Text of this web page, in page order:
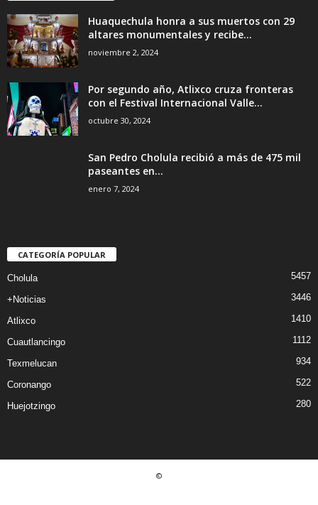
Huaquechula honra a sus muertos con 29
altares monumentales y recibe...
noviembre 2, 2024
Por segundo año, Atlixco cruza fronteras
con el Festival Internacional Valle...
octubre 30, 2024
San Pedro Cholula recibió a más de 475 mil
paseantes en...
enero 7, 2024
CATEGORÍA POPULAR
Cholula 5457
+Noticias 3446
Atlixco 1410
Cuautlancingo 1112
Texmelucan 934
Coronango 522
Huejotzingo 280
©